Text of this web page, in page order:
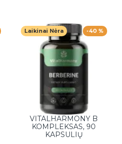
-40 %
Laikinai Nėra
VITALHARMONY B
KOMPLEKSAS, 90
KAPSULIŲ